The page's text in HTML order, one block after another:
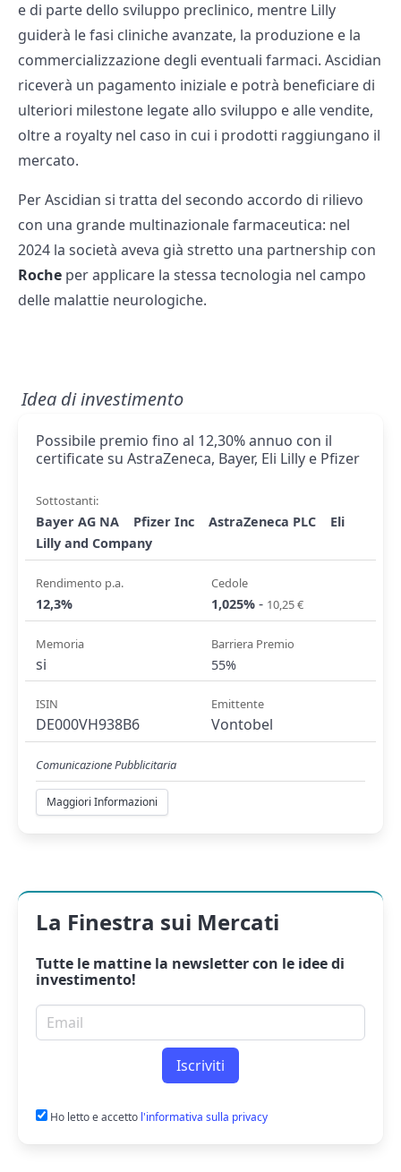
e di parte dello sviluppo preclinico, mentre Lilly
guiderà le fasi cliniche avanzate, la produzione e la
commercializzazione degli eventuali farmaci. Ascidian
riceverà un pagamento iniziale e potrà beneficiare di
ulteriori milestone legate allo sviluppo e alle vendite,
oltre a royalty nel caso in cui i prodotti raggiungano il
mercato.
Per Ascidian si tratta del secondo accordo di rilievo
con una grande multinazionale farmaceutica: nel
2024 la società aveva già stretto una partnership con
Roche per applicare la stessa tecnologia nel campo
delle malattie neurologiche.
Idea di investimento
Possibile premio fino al 12,30% annuo con il
certificate su AstraZeneca, Bayer, Eli Lilly e Pfizer
Sottostanti:
Bayer AG NA Pfizer Inc AstraZeneca PLC
Eli
Lilly and Company
Rendimento p.a.
12,3%
Cedole
1,025% - 10,25 €
Memoria
si
Barriera Premio
55%
ISIN
DE000VH938B6
Emittente
Vontobel
Comunicazione Pubblicitaria
Maggiori Informazioni
La Finestra sui Mercati
Tutte le mattine la newslettercon le idee di
investimento!
Email per newsletter
Iscriviti
Ho letto e accetto l'informativa sulla privacy